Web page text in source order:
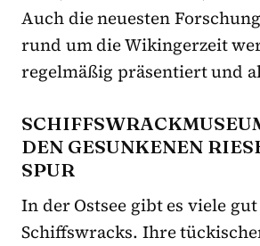
Auch die neuesten
rund um die Wikingerzeit
regelmäßig präsentiert und
DEN GESUNKENEN
SPUR
In der Ostsee gibt es viele
Schiffswracks. Ihre